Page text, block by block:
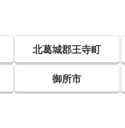
北葛城郡王寺町
御所市